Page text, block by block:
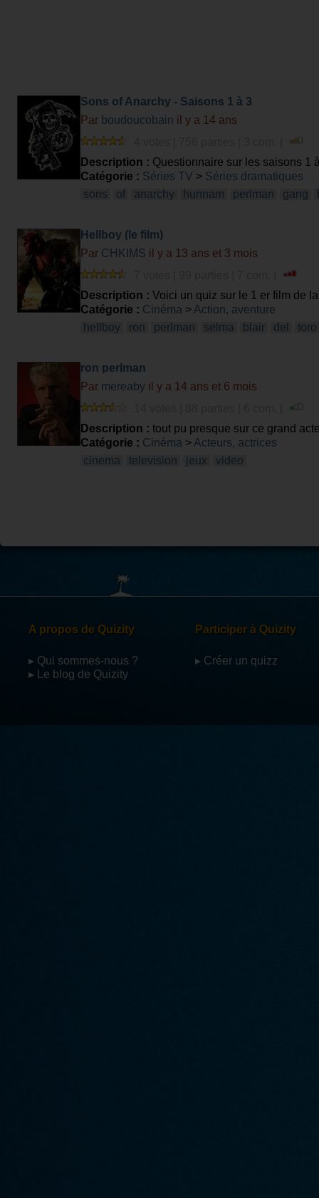
Sons of Anarchy - Saisons 1 à 3
Par boudoucobain il y a 14 ans
Description : Questionnaire sur les saisons 1
Catégorie : Séries TV > Séries dramatiques
sons
of anarchy hunnam perlman gang
Hellboy (le film)
Par CHKIMS il y a 13 ans et 3 mois
Description : Voici un quiz sur le 1 er film de
Catégorie : Cinéma > Action, aventure
hellboy
ron perlman selma blair del toro
ron perlman
Par mereaby il y a 14 ans et 6 mois
Description : tout pu presque sur ce grand
Catégorie : Cinéma > Acteurs, actrices
cinema
television jeux video
A propos de Quizity
▸ Qui sommes-nous ?
▸ Le blog de Quizity
Participer à Quizity
▸ Créer un quizz